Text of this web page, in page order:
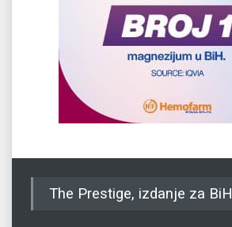
The Prestige, izdanje za BiH